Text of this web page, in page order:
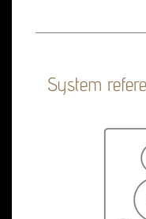
System